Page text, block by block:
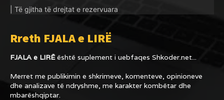
| Të gjitha të drejtat e rezervuara
Rreth FJALA e LIRË
FJALA e LIRËështë suplement i uebfaqes Shkoder.net...
Merret me publikimin e shkrimeve, komenteve, opinioneve
dhe analizave të ndryshme, me karakter kombëtar dhe
mbarëshqiptar.